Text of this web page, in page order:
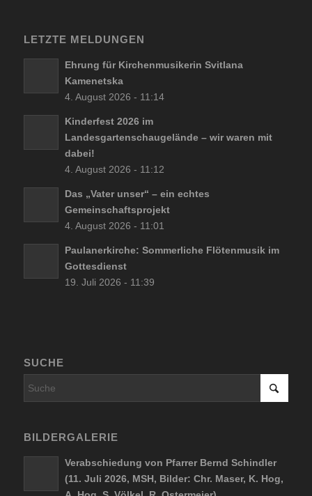
LETZTE MELDUNGEN
Ehrung für Kirchenmusikerin Svitlana
Kamenetska
4. August 2026 - 11:14
Kinderfest 2026 im
Landesgartenschaugelände – wir waren mit
dabei!
4. August 2026 - 11:12
Das „Vater unser“ – ein echtes
Gemeinschaftsprojekt
4. August 2026 - 11:01
Paulanerkirche: Sommerliche Flötenmusik im
Gottesdienst
19. Juli 2026 - 11:39
SUCHE
BILDERGALERIE
Verabschiedung von Pfarrer Bernd Schindler
(11. Juli 2026, MSH, Bilder: Chr. Maser, K. Hog,